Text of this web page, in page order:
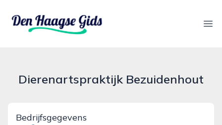
denhaagsegids.nl
Dierenartspraktijk Bezuidenhout
Bedrijfsgegevens